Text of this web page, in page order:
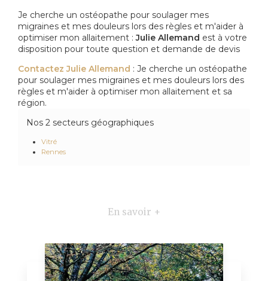
Je cherche un ostéopathe pour soulager mes
migraines et mes douleurs lors des règles et m'aider à
optimiser mon allaitement :Julie Allemand est à votre
disposition pour toute question et demande de devis
Contactez Julie Allemand : Je cherche un ostéopathe
pour soulager mes migraines et mes douleurs lors des
règles et m'aider à optimiser mon allaitement et sa
région.
Nos 2 secteurs géographiques
Vitré
Rennes
En savoir +